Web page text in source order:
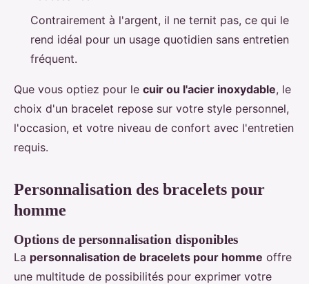
Contrairement à l'argent, il ne ternit pas, ce qui le
rend idéal pour un usage quotidien sans entretien
fréquent.
Que vous optiez pour le cuir ou l'acier inoxydable, le
choix d'un bracelet repose sur votre style personnel,
l'occasion, et votre niveau de confort avec l'entretien
requis.
Personnalisation des bracelets pour
homme
Options de personnalisation disponibles
La personnalisation de bracelets pour homme offre
une multitude de possibilités pour exprimer votre